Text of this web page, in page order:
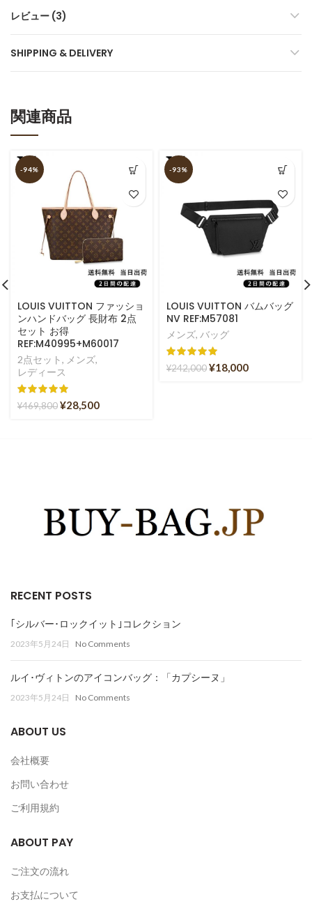
レビュー (3)
SHIPPING & DELIVERY
関連商品
-94%
LOUIS VUITTON ファッショ
ンハンドバッグ 長財布 2点
セット お得
REF:M40995+M60017
2点セット, メンズ,
レディース
¥469,800¥28,500
-93%
LOUIS VUITTON バムバッグ
NV REF:M57081
メンズ, バッグ
¥242,000¥18,000
RECENT POSTS
｢シルバー･ロックイット｣コレクション
2023年5月24日 No Comments
ルイ･ヴィトンのアイコンバッグ：「カプシーヌ」
2023年5月24日 No Comments
ABOUT US
会社概要
お問い合わせ
ご利用規約
ABOUT PAY
ご注文の流れ
お支払について